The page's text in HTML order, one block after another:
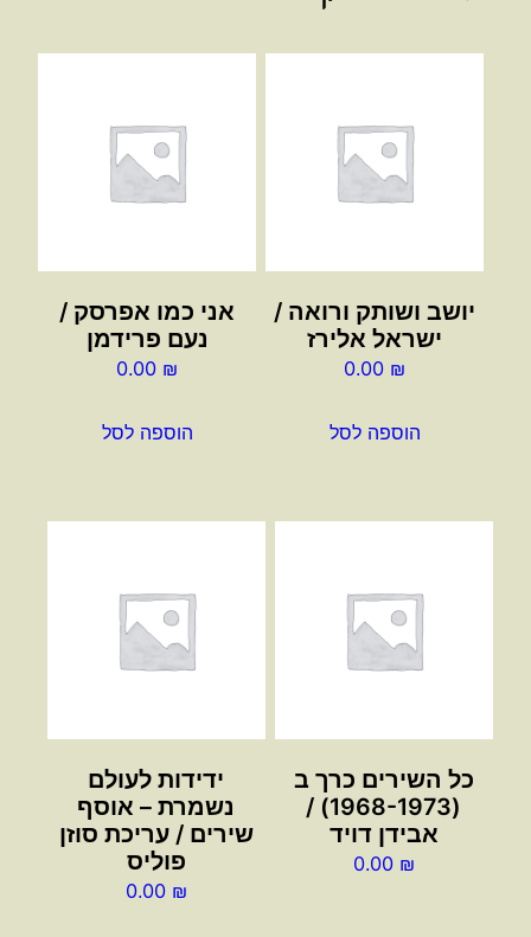
יושב ושותק ורואה /
ישראל אלירז
0.00 ₪
הוספה לסל
אני כמו אפרסק /
נעם פרידמן
0.00 ₪
הוספה לסל
כל השירים כרך ב
(1968-1973) /
אבידן דויד
0.00 ₪
ידידות לעולם
נשמרת – אוסף
שירים / עריכת סוזן
פוליס
0.00 ₪